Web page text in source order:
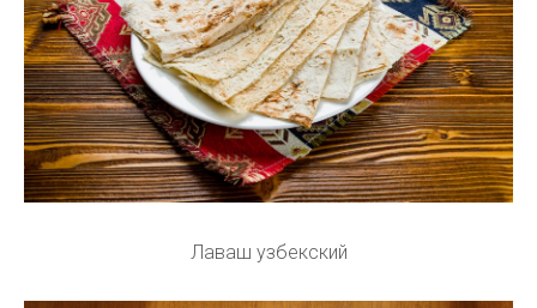
Лаваш узбекский